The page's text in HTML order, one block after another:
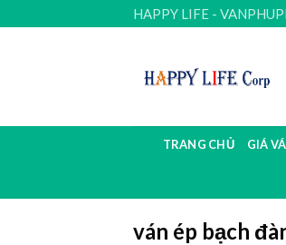
to
HAPPY LIFE -
TRANG CHỦ GIÁ
ván ép bạch